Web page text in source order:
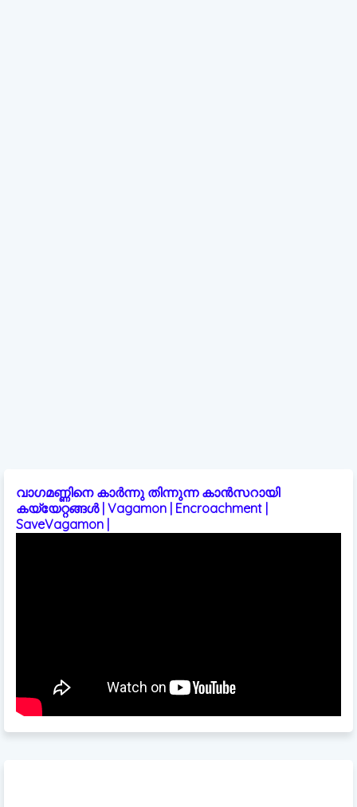
വാഗമണ്ണിനെ കാർന്നു തിന്നുന്ന കാൻസറായി
കയ്യേറ്റങ്ങൾ | Vagamon | Encroachment |
SaveVagamon |